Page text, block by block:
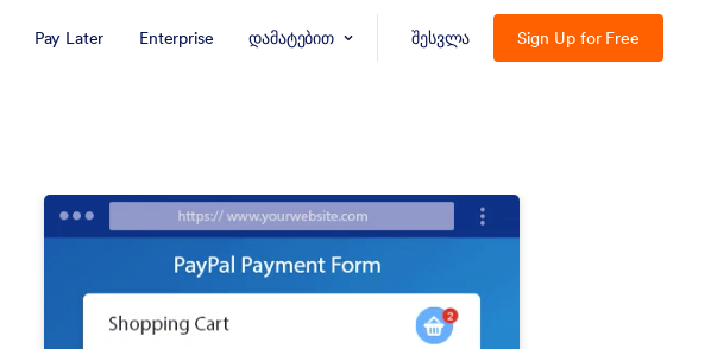
Pay Later Enterprise დამატებით შესვლა Sign Up for Free